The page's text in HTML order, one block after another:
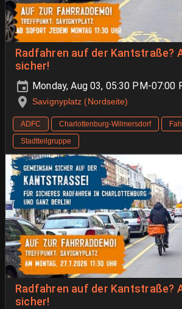
Radfahren auf der Kantstraße?
sicher!
Monday, Aug 03, 05:30 PM-07:00
Savignyplatz (Nordseite)
ADFC Charlottenburg-Wilmersdorf
Stadtteilgruppe
Radfahren auf der Kantstraße?
sicher!